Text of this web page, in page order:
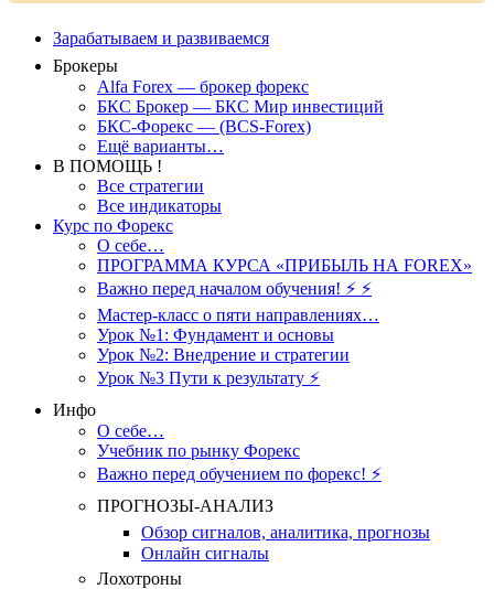
Зарабатываем и развиваемся
Брокеры
Alfa Forex — брокер форекс
БКС Брокер — БКС Мир инвестиций
БКС-Форекс — (BCS-Forex)
Ещё варианты…
В ПОМОЩЬ !
Все стратегии
Все индикаторы
Курс по Форекс
О себе…
ПРОГРАММА КУРСА «ПРИБЫЛЬ НА FOREX»
Важно перед началом обучения! ⚡ ⚡
Мастер-класс о пяти направлениях…
Урок №1: Фундамент и основы
Урок №2: Внедрение и стратегии
Урок №3 Пути к результату ⚡️
Инфо
О себе…
Учебник по рынку Форекс
Важно перед обучением по форекс! ⚡
ПРОГНОЗЫ-АНАЛИЗ
Обзор сигналов, аналитика, прогнозы
Онлайн сигналы
Лохотроны